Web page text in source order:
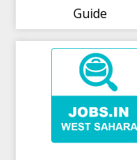
Guide